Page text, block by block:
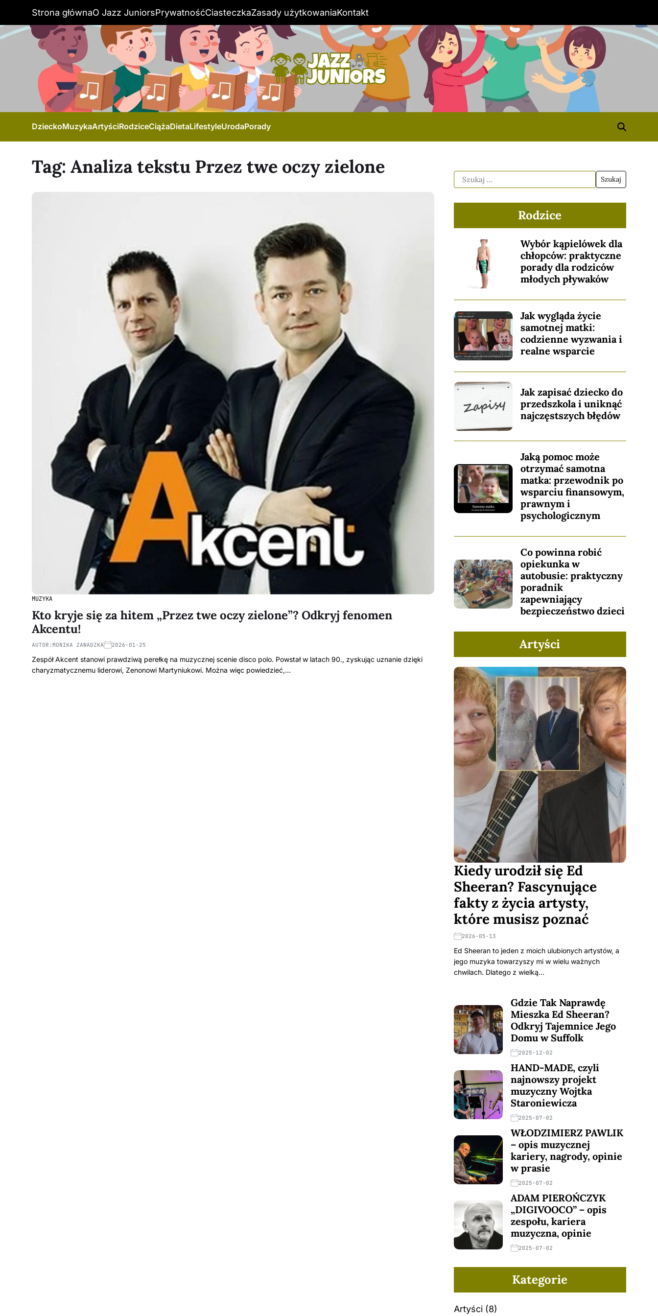
Strona głównaO Jazz JuniorsPrywatnośćCiasteczkaZasady użytkowaniaKontakt
DzieckoMuzykaArtyściRodziceCiążaDietaLifestyleUrodaPorady
Tag: Analiza tekstu Przez twe oczy zielone
MUZYKA
Kto kryje się za hitem „Przez twe oczy zielone”? Odkryj fenomen
Akcentu!
AUTOR: MONIKA ZAWADZKA 2026-01-25
Zespół Akcent stanowi prawdziwą perełkę na muzycznej scenie disco polo. Powstał w latach 90., zyskując uznanie dzięki
charyzmatycznemu liderowi, Zenonowi Martyniukowi. Można więc powiedzieć,…
Rodzice
Wybór kąpielówek dla
chłopców: praktyczne
porady dla rodziców
młodych pływaków
Jak wygląda życie
samotnej matki:
codzienne wyzwania i
realne wsparcie
Jak zapisać dziecko do
przedszkola i uniknąć
najczęstszych błędów
Jaką pomoc może
otrzymać samotna
matka: przewodnik po
wsparciu finansowym,
prawnym i
psychologicznym
Co powinna robić
opiekunka w
autobusie: praktyczny
poradnik
zapewniający
bezpieczeństwo dzieci
Artyści
Kiedy urodził się Ed
Sheeran? Fascynujące
fakty z życia artysty,
które musisz poznać
2026-05-13
Ed Sheeran to jeden z moich ulubionych artystów, a
jego muzyka towarzyszy mi w wielu ważnych
chwilach. Dlatego z wielką…
Gdzie Tak Naprawdę
Mieszka Ed Sheeran?
Odkryj Tajemnice Jego
Domu w Suffolk
2025-12-02
HAND-MADE, czyli
najnowszy projekt
muzyczny Wojtka
Staroniewicza
2025-07-02
WŁODZIMIERZ PAWLIK
– opis muzycznej
kariery, nagrody, opinie
w prasie
2025-07-02
ADAM PIEROŃCZYK
„DIGIVOOCO” – opis
zespołu, kariera
muzyczna, opinie
2025-07-02
Kategorie
Artyści(8)